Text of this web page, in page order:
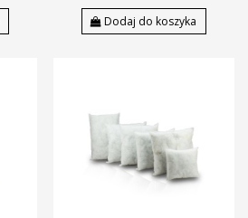
Dodaj do koszyka